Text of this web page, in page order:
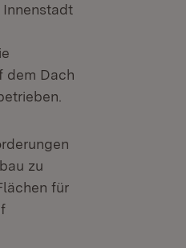
dem Dach
zu
für